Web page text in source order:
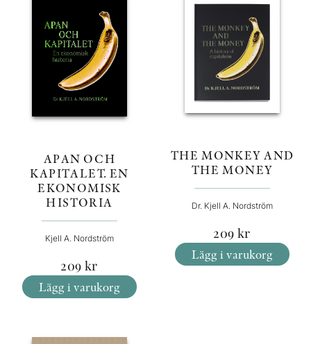
APAN OCH
KAPITALET. EN
EKONOMISK
HISTORIA
Kjell A. Nordström
209 kr
Lägg i varukorg
THE MONKEY AND
THE MONEY
Dr. Kjell A. Nordström
209 kr
Lägg i varukorg